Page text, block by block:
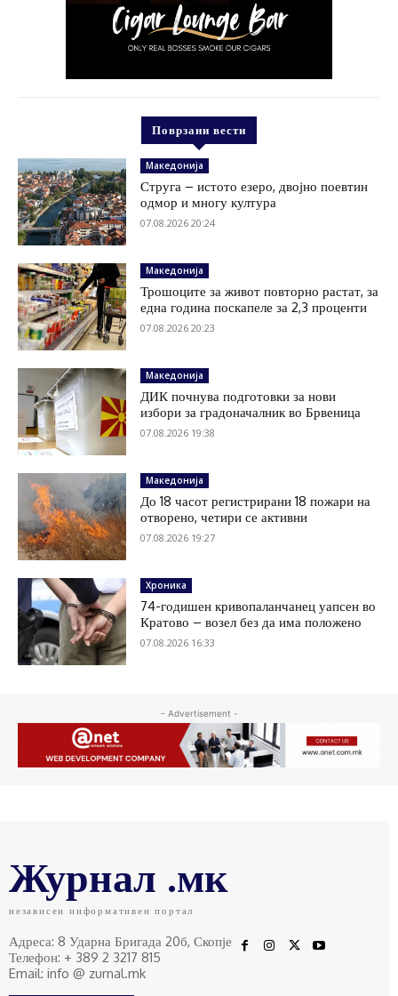
Поврзани вести
Македонија
Струга – истото езеро, двојно поевтин
одмор и многу култура
07.08.2026 20:24
Македонија
Трошоците за живот повторно растат, за
една година поскапеле за 2,3 проценти
07.08.2026 20:23
Македонија
ДИК почнува подготовки за нови
избори за градоначалник во Брвеница
07.08.2026 19:38
Македонија
До 18 часот регистрирани 18 пожари на
отворено, четири се активни
07.08.2026 19:27
Хроника
74-годишен кривопаланчанец уапсен во
Кратово – возел без да има положено
07.08.2026 16:33
- Advertisement -
Журнал .мк
независен информативен портал
Адреса: 8 Ударна Бригада 20б, Скопје
Телефон: + 389 2 3217 815
Email: info @ zurnal.mk